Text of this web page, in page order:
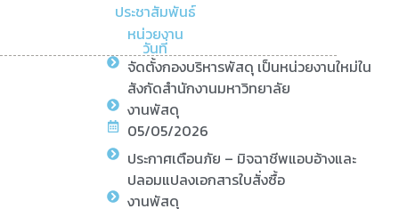
ประชาสัมพันธ์
หน่วยงาน
วันที่
จัดตั้งกองบริหารพัสดุ เป็นหน่วยงานใหม่ใน
สังกัดสำนักงานมหาวิทยาลัย
งานพัสดุ
05/05/2026
ประกาศเตือนภัย – มิจฉาชีพแอบอ้างและ
ปลอมแปลงเอกสารใบสั่งซื้อ
งานพัสดุ